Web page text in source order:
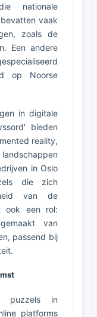
nationale
vaak
zoals de
Een andere
op Noorse
in digitale
bieden
reality,
in Oslo
die zich
van de
ook een rol:
van
passend bij
puzzels in
platforms